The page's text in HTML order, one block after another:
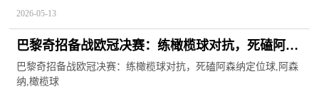
2026-05-13
巴黎奇招备战欧冠决赛：练橄榄球对抗，死磕阿森
纳定位球 今头条
巴黎奇招备战欧冠决赛：练橄榄球对抗，死磕阿森纳定位球,阿森
纳,橄榄球